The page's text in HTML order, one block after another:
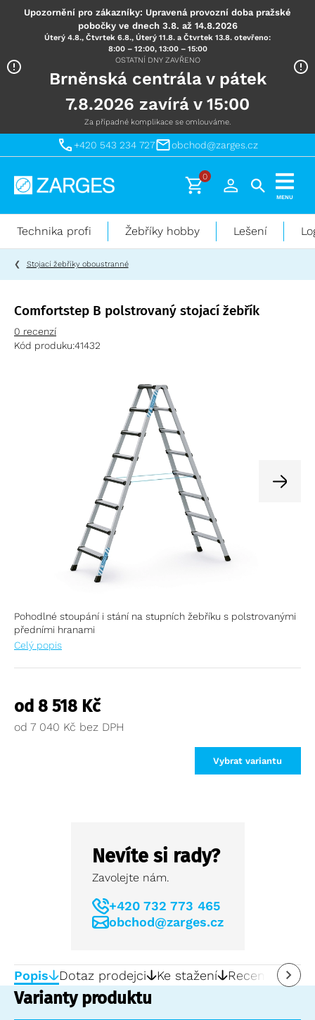
Upozornění pro zákazníky: Upravená provozní doba pražské
pobočky ve dnech 3.8. až 14.8.2026
Úterý 4.8., Čtvrtek 6.8., Úterý 11.8. a Čtvrtek 13.8. otevřeno:
8:00 – 12:00, 13:00 – 15:00
OSTATNÍ DNY ZAVŘENO
Brněnská centrála v pátek
7.8.2026 zavírá v 15:00
Za případné komplikace se omlouváme.
+420 543 234 727 obchod@zarges.cz
Technika
práci
výškách
0
MENU
Technika profi Žebříky hobby Lešení
Stojací žebříky oboustranné
Comfortstep B polstrovaný stojací žebřík
0 recenzí
Kód produku:41432
Pohodlné stoupání i stání na stupních žebříku s polstrovanými
předními hranami
Celý popis
od 8 518 Kč
od 7 040 Kč
Vybrat variantu
Nevíte si rady?
Zavolejte nám.
+420 732 773 465
obchod@zarges.cz
Popis Dotaz prodejci Ke stažení Recenze 0
Varianty produktu